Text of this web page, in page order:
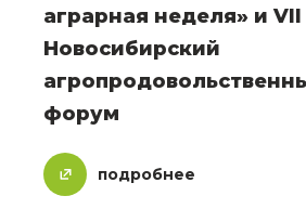
аграрная неделя» и VII
Новосибирский
форум
подробнее